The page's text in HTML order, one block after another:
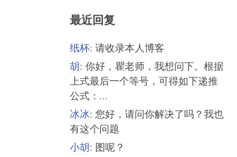
最近回复
纸杯: 请收录本人博客
胡: 你好，瞿老师，我想问下。根据
上式最后一个等号，可得如下递推
公式：...
冰冰: 您好，请问你解决了吗？我也
有这个问题
小胡: 图呢？